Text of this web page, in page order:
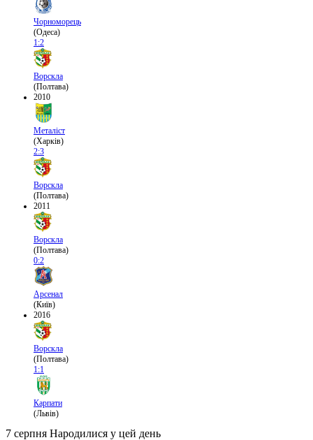
Чорноморець
(Одеса)
1:2
Ворскла
(Полтава)
2010
Металіст
(Харків)
2:3
Ворскла
(Полтава)
2011
Ворскла
(Полтава)
0:2
Арсенал
(Київ)
2016
Ворскла
(Полтава)
1:1
Карпати
(Львів)
7 серпня Народилися у цей день